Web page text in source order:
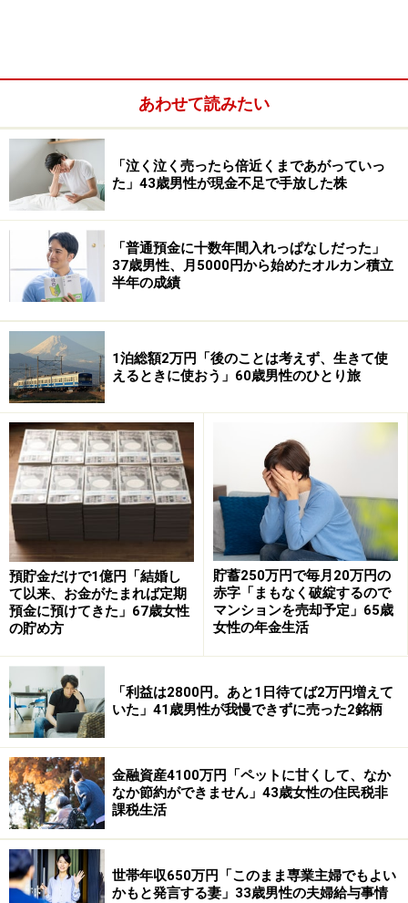
配偶者の年金や収入：不明
「現在の年金額は、生活するには厳しい」
現在の年金受給額について「満足していない」と回答し
た今回の投稿者。
その理由として「生活するには厳しいから」と単刀直入
ひと月の支出は「約20万円」。年金だけでは「年の半分
くらい足りない月がある」と回答されています。
年金で足りない支出については、「預金を崩し」て補填
（ほてん）しているとのこと。
また年金以外に、金額は不明ですが「株、債券の収入」
もあるため、これらを組み合わせて生活を成り立たせて
いる様子。
年金生活では、とにかく「無駄なものは買わない」とあ
り、極力不要な出費を避けることで家計を管理している
あわせて読みたい
「泣く泣く売ったら倍近くまであがっていっ
た」43歳男性が現金不足で手放した株
「普通預金に十数年間入れっぱなしだった」
37歳男性、月5000円から始めたオルカン積立
半年の成績
1泊総額2万円「後のことは考えず、生きて使
えるときに使おう」60歳男性のひとり旅
預貯金だけで1億円「結婚し
て以来、お金がたまれば定期
預金に預けてきた」67歳女性
の貯め方
貯蓄250万円で毎月20万円の
赤字「まもなく破綻するので
マンションを売却予定」65歳
女性の年金生活
「利益は2800円。あと1日待てば2万円増えて
いた」41歳男性が我慢できずに売った2銘柄
金融資産4100万円「ペットに甘くして、なか
なか節約ができません」43歳女性の住民税非
課税生活
世帯年収650万円「このまま専業主婦でもよい
かもと発言する妻」33歳男性の夫婦給与事情